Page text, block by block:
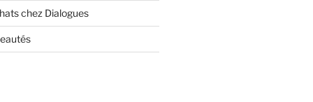
chez Dialogues